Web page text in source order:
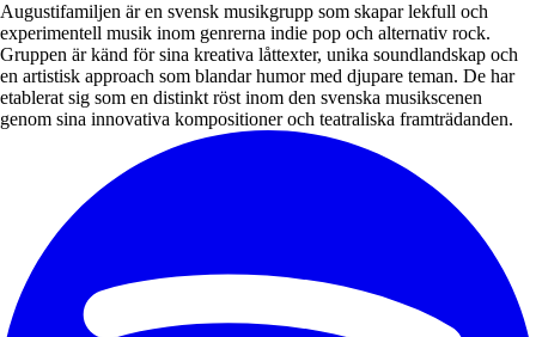
Augustifamiljen är en svensk musikgrupp som skapar lekfull och
experimentell musik inom genrerna indie pop och alternativ rock.
Gruppen är känd för sina kreativa låttexter, unika soundlandskap och
en artistisk approach som blandar humor med djupare teman. De har
etablerat sig som en distinkt röst inom den svenska musikscenen
genom sina innovativa kompositioner och teatraliska framträdanden.